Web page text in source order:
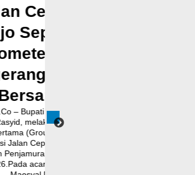
Moch.
awal
Bupati
BagusNews.Co- Polres Cilegon bersama
Pemkot Cilegon dan unsur terkait